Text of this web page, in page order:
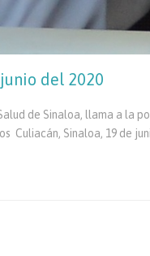
junio del 2020
de Sinaloa, llama a la
Culiacán, Sinaloa, 19 de